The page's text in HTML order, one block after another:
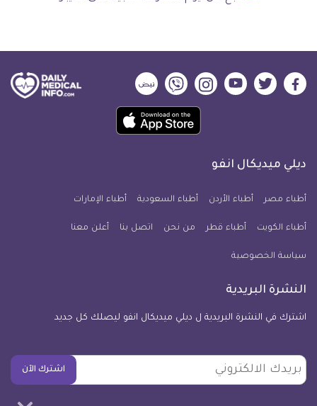
ديلي
فيسبوك
ديلي
تويتر
ديلي
ميديكال
يوتيوب
ديلي
ميديكال
انفو
ديلي
ميديكال
انفو
ديلي
ميديكال
انفو
حمل
تطبيق
معلومة
للآيفون
ديلي ميديكال انفو
أطباء مصر أطباء الأردن أطباء السعودية أطباء الإمارات
أطباء الكويت أطباء قطر من نحن اتصل بنا أعلن معنا
سياسة الخصوصية
النشرة البريدية
اشترك في النشرة البريدية ل ديلي ميديكال انفو ليصلك كل جديد
بريدك
الالكتروني
اشترك الآن